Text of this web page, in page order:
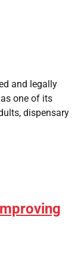
and legally
one of its
dispensary